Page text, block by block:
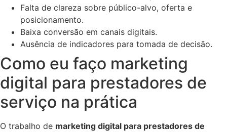
Falta de clareza sobre público-alvo, oferta e
posicionamento.
Baixa conversão em canais digitais.
Ausência de indicadores para tomada de decisão.
Como eu faço marketing
digital para prestadores de
serviço na prática
O trabalho de marketing digital para prestadores de